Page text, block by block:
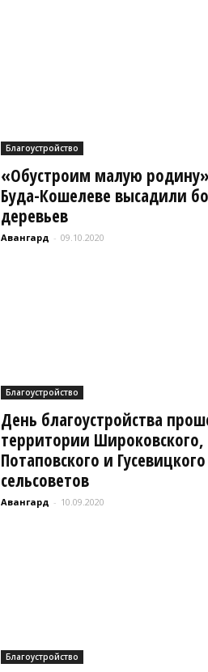
Буда-
Благоустройство
«Обустроим малую
Буда-Кошелеве высадили
деревьев
Авангард - 09.10.2020
Благоустройство
День благоустройства
территории Широковского,
Потаповского и Гусевицкого
сельсоветов
Авангард - 10.09.2020
Благоустройство